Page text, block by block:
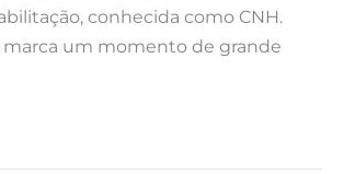
conhecida como CNH.
marca um momento de grande